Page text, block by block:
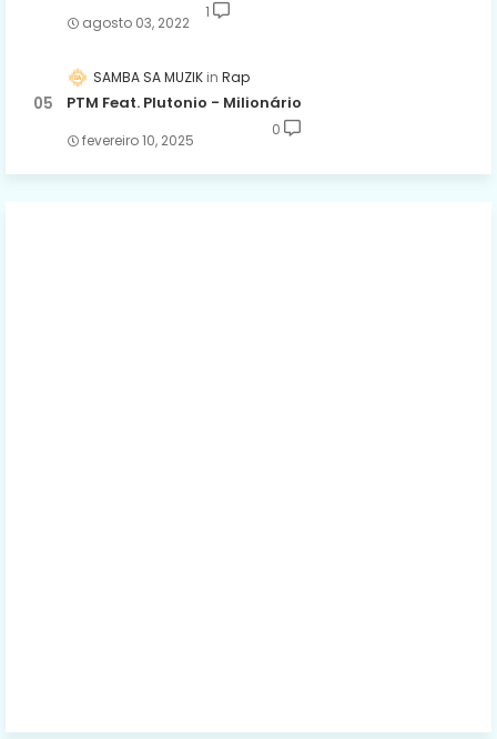
agosto 03, 2022
1
SAMBA SA MUZIK Rap
PTM Feat. Plutonio - Milionário
fevereiro 10, 2025
0